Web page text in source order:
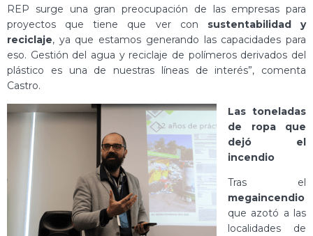
REP surge una gran preocupación de las empresas para
proyectos que tiene que ver con sustentabilidad y
reciclaje, ya que estamos generando las capacidades para
eso. Gestión del agua y reciclaje de polímeros derivados del
plástico es una de nuestras líneas de interés”, comenta
Castro.
Las toneladas
de ropa que
dejó el
incendio
Tras el
megaincendio
que azotó a las
localidades de